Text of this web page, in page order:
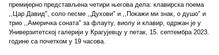
премијерно представљена четири његова дела: клавирска поема
,,Цар Давид", соло песме ,,Духови" и ,,Покажи ми знак, о душо" и
трио ,,Америчка соната" за флауту, виолу и клавир, одржан је у
Универзитетској галерији у Крагујевцу у петак, 15. септембра 2023.
године са почетком у 19 часова.